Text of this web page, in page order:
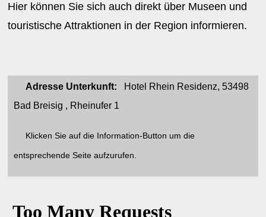
Hier können Sie sich auch direkt über Museen und
touristische Attraktionen in der Region informieren.
Adresse Unterkunft: Hotel Rhein Residenz, 53498
Bad Breisig , Rheinufer 1
Klicken Sie auf die Information-Button um die
entsprechende Seite aufzurufen.